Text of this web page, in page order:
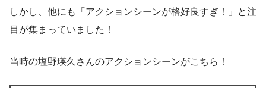
しかし、他にも 「アクションシーンが格好良すぎ！」
と注
目が集まっていました！
当時の塩野瑛久さんのアクションシーンがこちら！